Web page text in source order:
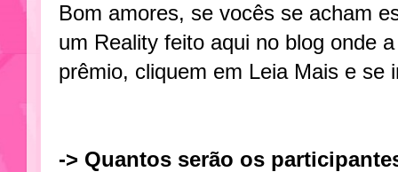
Bom amores, se vocês se acham
um Reality feito aqui no blog onde
prêmio, cliquem em Leia Mais e se
-> Quantos serão os